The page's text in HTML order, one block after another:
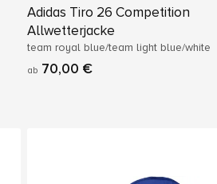
Adidas Tiro 26 Competition
Allwetterjacke
team royal blue/team light blue/white
ab 70,00 €